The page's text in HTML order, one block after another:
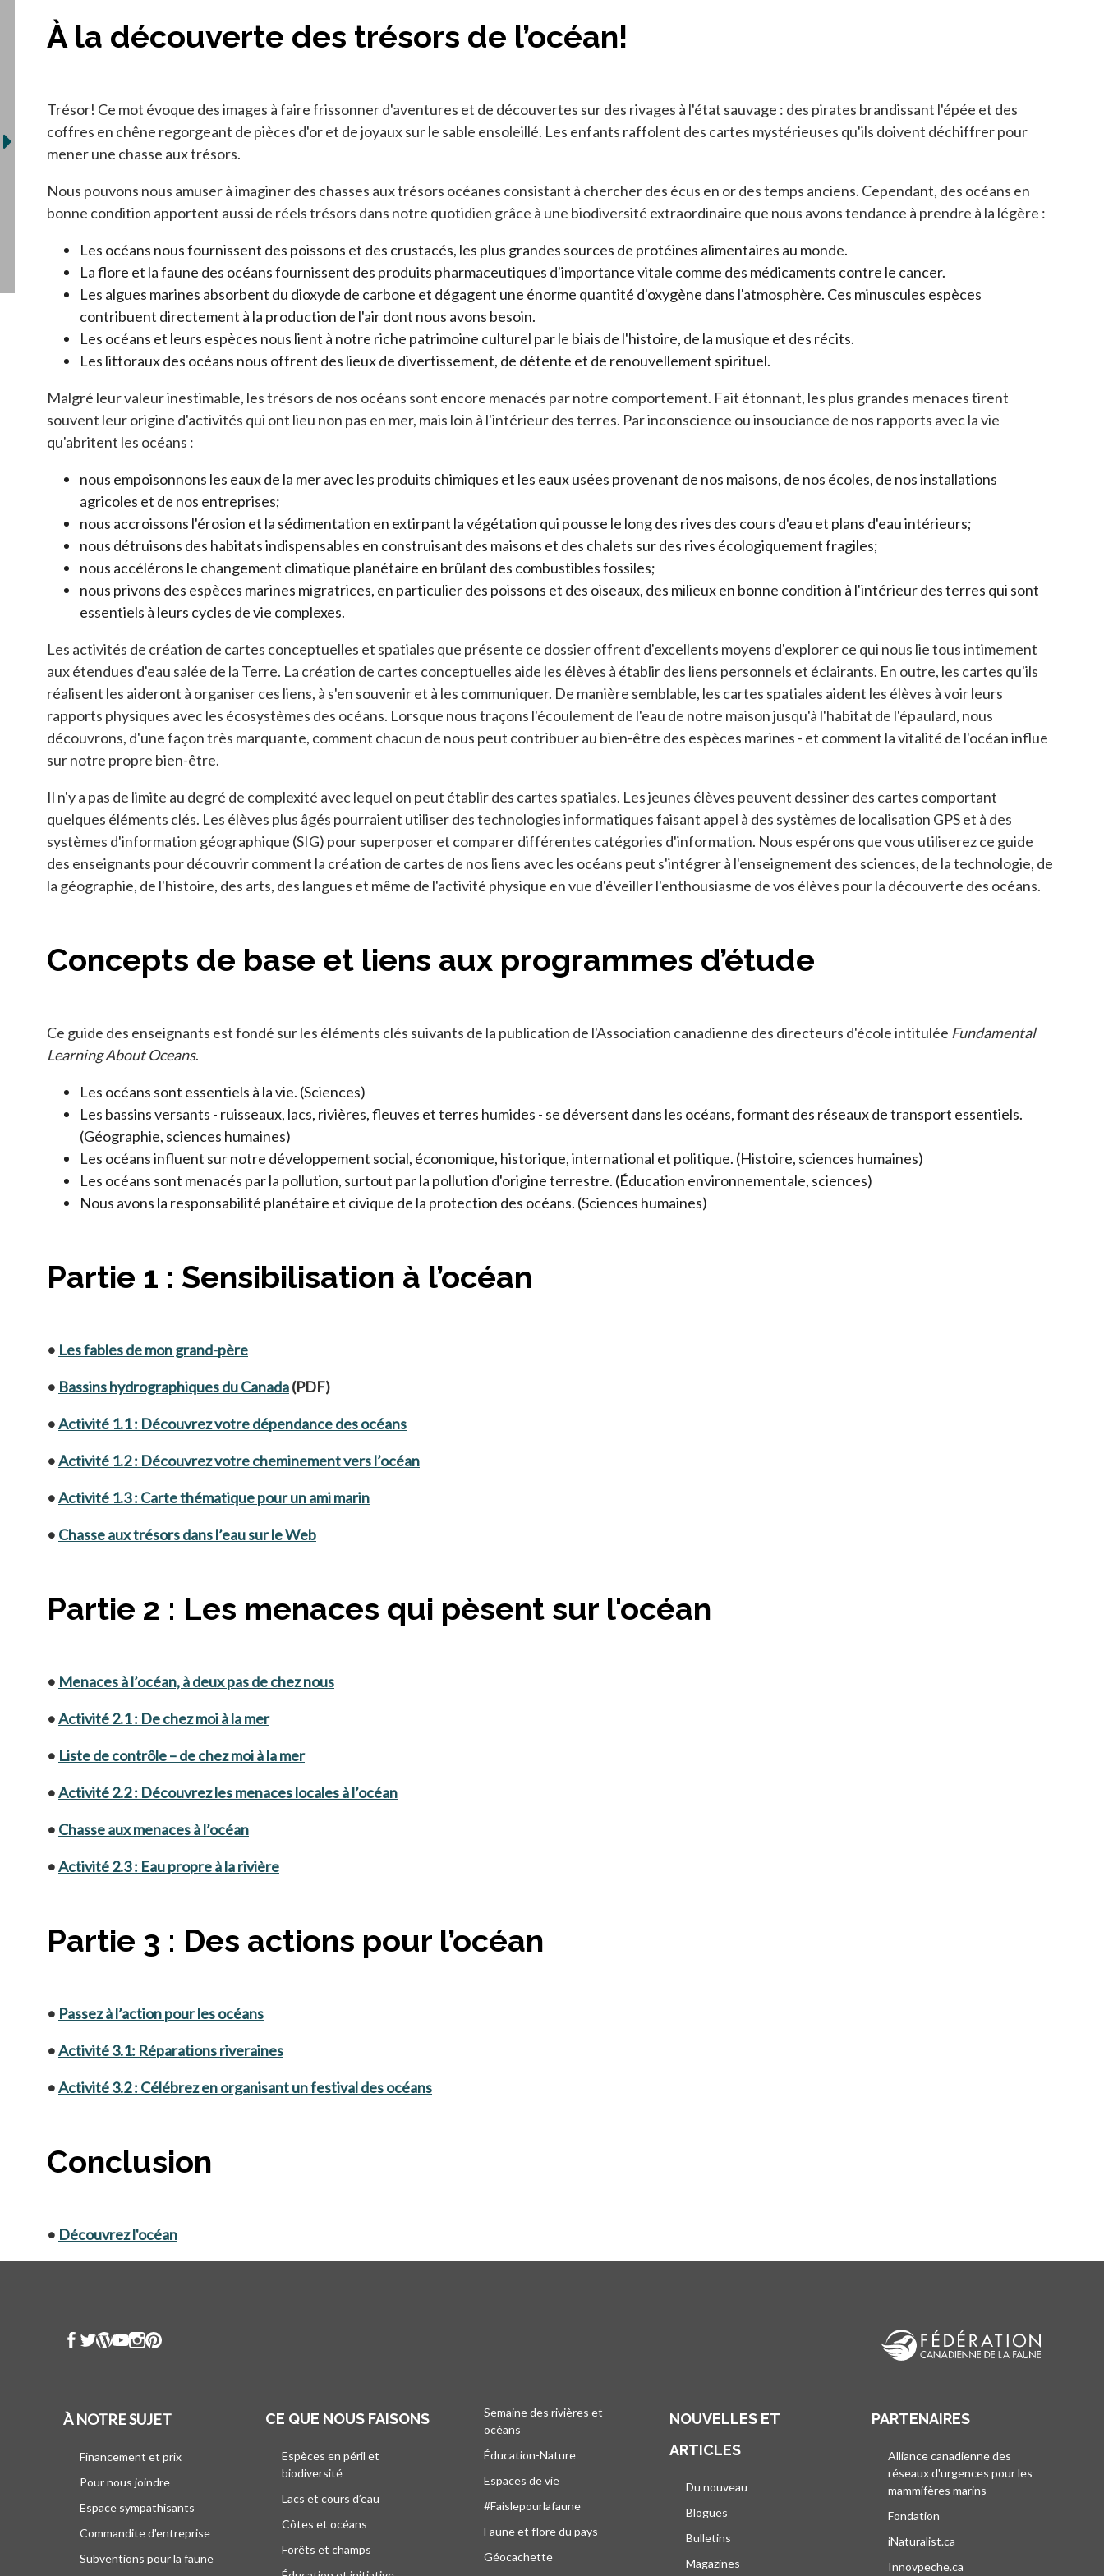
À la découverte des trésors de l’océan!
Trésor! Ce mot évoque des images à faire frissonner d'aventures et de découvertes sur des rivages à l'état sauvage : des pirates brandissant l'épée et des
coffres en chêne regorgeant de pièces d'or et de joyaux sur le sable ensoleillé. Les enfants raffolent des cartes mystérieuses qu'ils doivent déchiffrer pour
mener une chasse aux trésors.
Nous pouvons nous amuser à imaginer des chasses aux trésors océanes consistant à chercher des écus en or des temps anciens. Cependant, des océans en
bonne condition apportent aussi de réels trésors dans notre quotidien grâce à une biodiversité extraordinaire que nous avons tendance à prendre à la légère :
Les océans nous fournissent des poissons et des crustacés, les plus grandes sources de protéines alimentaires au monde.
La flore et la faune des océans fournissent des produits pharmaceutiques d'importance vitale comme des médicaments contre le cancer.
Les algues marines absorbent du dioxyde de carbone et dégagent une énorme quantité d'oxygène dans l'atmosphère. Ces minuscules espèces
contribuent directement à la production de l'air dont nous avons besoin.
Les océans et leurs espèces nous lient à notre riche patrimoine culturel par le biais de l'histoire, de la musique et des récits.
Les littoraux des océans nous offrent des lieux de divertissement, de détente et de renouvellement spirituel.
Malgré leur valeur inestimable, les trésors de nos océans sont encore menacés par notre comportement. Fait étonnant, les plus grandes menaces tirent
souvent leur origine d'activités qui ont lieu non pas en mer, mais loin à l'intérieur des terres. Par inconscience ou insouciance de nos rapports avec la vie
qu'abritent les océans :
nous empoisonnons les eaux de la mer avec les produits chimiques et les eaux usées provenant de nos maisons, de nos écoles, de nos installations
agricoles et de nos entreprises;
nous accroissons l'érosion et la sédimentation en extirpant la végétation qui pousse le long des rives des cours d'eau et plans d'eau intérieurs;
nous détruisons des habitats indispensables en construisant des maisons et des chalets sur des rives écologiquement fragiles;
nous accélérons le changement climatique planétaire en brûlant des combustibles fossiles;
nous privons des espèces marines migratrices, en particulier des poissons et des oiseaux, des milieux en bonne condition à l'intérieur des terres qui sont
essentiels à leurs cycles de vie complexes.
Les activités de création de cartes conceptuelles et spatiales que présente ce dossier offrent d'excellents moyens d'explorer ce qui nous lie tous intimement
aux étendues d'eau salée de la Terre. La création de cartes conceptuelles aide les élèves à établir des liens personnels et éclairants. En outre, les cartes qu'ils
réalisent les aideront à organiser ces liens, à s'en souvenir et à les communiquer. De manière semblable, les cartes spatiales aident les élèves à voir leurs
rapports physiques avec les écosystèmes des océans. Lorsque nous traçons l'écoulement de l'eau de notre maison jusqu'à l'habitat de l'épaulard, nous
découvrons, d'une façon très marquante, comment chacun de nous peut contribuer au bien-être des espèces marines - et comment la vitalité de l'océan influe
sur notre propre bien-être.
Il n'y a pas de limite au degré de complexité avec lequel on peut établir des cartes spatiales. Les jeunes élèves peuvent dessiner des cartes comportant
quelques éléments clés. Les élèves plus âgés pourraient utiliser des technologies informatiques faisant appel à des systèmes de localisation GPS et à des
systèmes d'information géographique (SIG) pour superposer et comparer différentes catégories d'information. Nous espérons que vous utiliserez ce guide
des enseignants pour découvrir comment la création de cartes de nos liens avec les océans peut s'intégrer à l'enseignement des sciences, de la technologie, de
la géographie, de l'histoire, des arts, des langues et même de l'activité physique en vue d'éveiller l'enthousiasme de vos élèves pour la découverte des océans.
Concepts de base et liens aux programmes d’étude
Ce guide des enseignants est fondé sur les éléments clés suivants de la publication de l'Association canadienne des directeurs d'école intitulée Fundamental
Learning About Oceans.
Les océans sont essentiels à la vie. (Sciences)
Les bassins versants - ruisseaux, lacs, rivières, fleuves et terres humides - se déversent dans les océans, formant des réseaux de transport essentiels.
(Géographie, sciences humaines)
Les océans influent sur notre développement social, économique, historique, international et politique. (Histoire, sciences humaines)
Les océans sont menacés par la pollution, surtout par la pollution d'origine terrestre. (Éducation environnementale, sciences)
Nous avons la responsabilité planétaire et civique de la protection des océans. (Sciences humaines)
Partie 1 : Sensibilisation à l’océan
• Les fables de mon grand-père
• Bassins hydrographiques du Canada(PDF)
•Activité 1.1 : Découvrez votre dépendance des océans
•Activité 1.2 : Découvrez votre cheminement vers l’océan
•Activité 1.3 : Carte thématique pour un ami marin
• Chasse aux trésors dans l’eau sur le Web
Partie 2 : Les menaces qui pèsent sur l'océan
• Menaces à l’océan, à deux pas de chez nous
•Activité 2.1 : De chez moi à la mer
• Liste de contrôle – de chez moi à la mer
•Activité 2.2 : Découvrez les menaces locales à l’océan
• Chasse aux menaces à l’océan
•Activité 2.3 : Eau propre à la rivière
Partie 3 : Des actions pour l’océan
• Passez à l’action pour les océans
•Activité 3.1: Réparations riveraines
•Activité 3.2 : Célébrez en organisant un festival des océans
Conclusion
• Découvrez l'océan
À NOTRE SUJET
Financement et prix
Pour nous joindre
Espace sympathisants
Commandite d'entreprise
Subventions pour la faune
CE QUE NOUS FAISONS
Espèces en péril et
biodiversité
Lacs et cours d’eau
Côtes et océans
Forêts et champs
Semaine des rivières et
océans
Éducation-Nature
Espaces de vie
#Faislepourlafaune
Faune et flore du pays
Géocachette
NOUVELLES ET
ARTICLES
Du nouveau
Blogues
Bulletins
Magazines
PARTENAIRES
Alliance canadienne des
réseaux d'urgences pour les
mammifères marins
Fondation
iNaturalist.ca
Innovpeche.ca